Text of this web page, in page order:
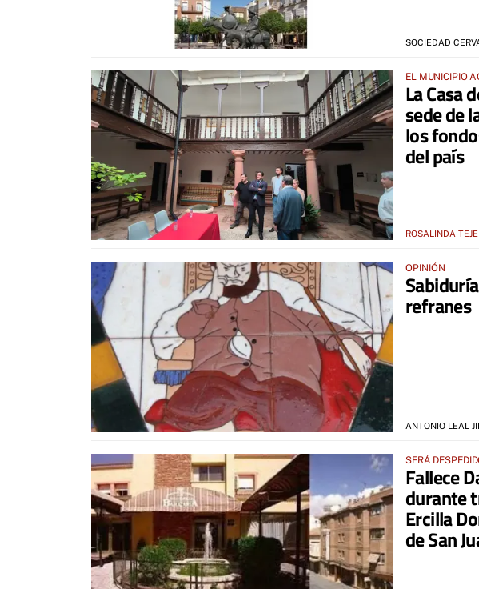
SOCIEDAD
EL MUNICIPIO
“TRADUCIR AL
La Casa
sede de
los
del país
ROSALINDA
OPINIÓN
refranes
ANTONIO LEAL
SERÁ
PARROQUIA DE
Fallece
durante
Ercilla
de San